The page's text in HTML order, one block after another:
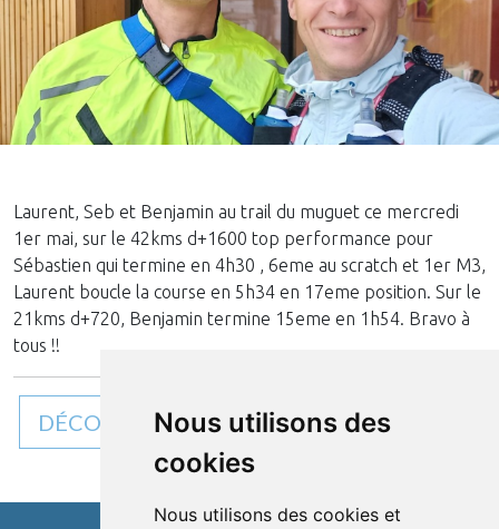
Nous utilisons des
cookies
Nous utilisons des cookies et
Laurent, Seb et Benjamin au trail du muguet ce mercredi
1er mai, sur le 42kms d+1600 top performance pour
Sébastien qui termine en 4h30 , 6eme au scratch et 1er M3,
Laurent boucle la course en 5h34 en 17eme position. Sur le
21kms d+720, Benjamin termine 15eme en 1h54. Bravo à
tous !!
DÉCOUVREZ TOUTES NOS ACTUALITÉS